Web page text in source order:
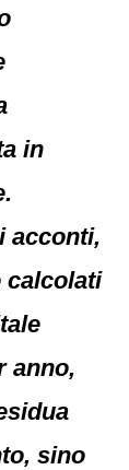
in
acconti,
calcolati
anno,
sino